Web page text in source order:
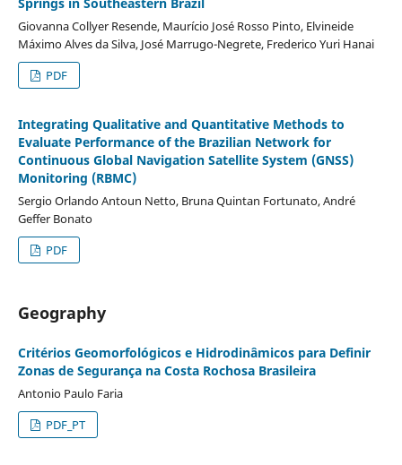
Giovanna Collyer Resende, Maurício José Rosso Pinto, Elvineide
Máximo Alves da Silva, José Marrugo-Negrete, Frederico Yuri Hanai
PDF
Integrating Qualitative and Quantitative Methods to
Evaluate Performance of the Brazilian Network for
Continuous Global Navigation Satellite System (GNSS)
Monitoring (RBMC)
Sergio Orlando Antoun Netto, Bruna Quintan Fortunato, André
Geffer Bonato
PDF
Geography
Critérios Geomorfológicos e Hidrodinâmicos para Definir
Zonas de Segurança na Costa Rochosa Brasileira
Antonio Paulo Faria
PDF_PT